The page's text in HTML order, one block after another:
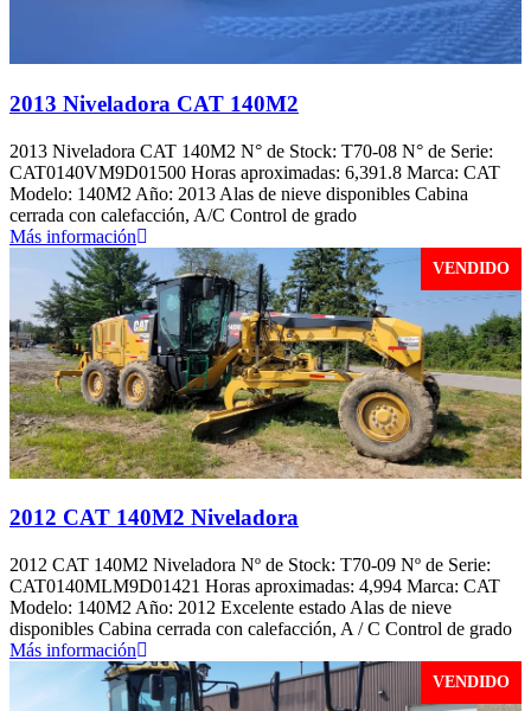
2013 Niveladora CAT 140M2
2013 Niveladora CAT 140M2 N° de Stock: T70-08 N° de Serie:
CAT0140VM9D01500 Horas aproximadas: 6,391.8 Marca: CAT
Modelo: 140M2 Año: 2013 Alas de nieve disponibles Cabina
cerrada con calefacción, A/C Control de grado
Más información
VENDIDO
2012 CAT 140M2 Niveladora
2012 CAT 140M2 Niveladora Nº de Stock: T70-09 Nº de Serie:
CAT0140MLM9D01421 Horas aproximadas: 4,994 Marca: CAT
Modelo: 140M2 Año: 2012 Excelente estado Alas de nieve
disponibles Cabina cerrada con calefacción, A / C Control de grado
Más información
VENDIDO